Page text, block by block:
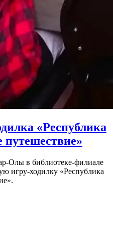
«Республика
Олы в библиотеке-филиале
игру-ходилку «Республика